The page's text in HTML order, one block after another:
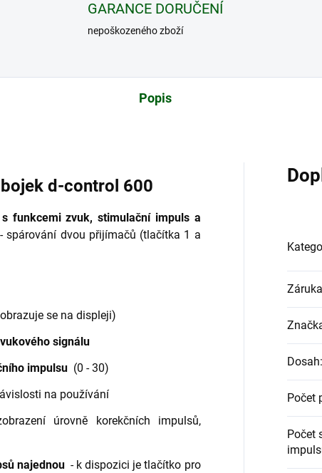
GARANCE DORUČENÍ
nepoškozeného zboží
Popis
d-control 600
funkcemi zvuk, stimulační impuls a
- spárování dvou přijímačů (tlačítka 1 a
se na displeji)
signálu
impulsu (0 - 30)
na používání
úrovně korekčních impulsů,
najednou - k dispozici je tlačítko pro
Záruka
Dosah:
Počet
Počet